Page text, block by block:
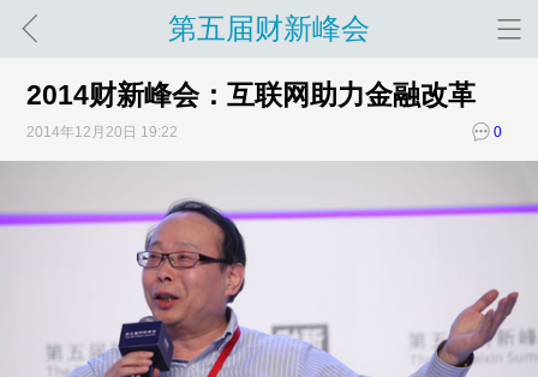
第五届财新峰会
2014财新峰会：互联网助力金融改革
2014年12月20日 19:22 0